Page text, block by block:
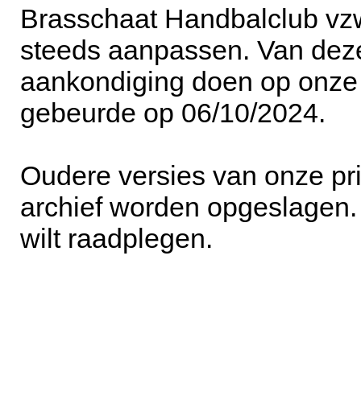
Brasschaat Handbalclub
steeds aanpassen. Van
aankondiging doen op
gebeurde op 06/10/2024.
Oudere versies van onze
archief worden
wilt raadplegen.